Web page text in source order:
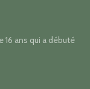
ans qui a débuté